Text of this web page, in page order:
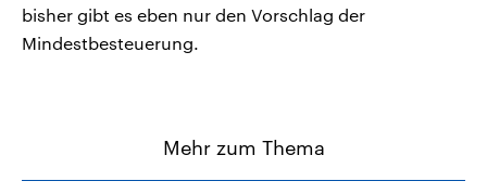
bisher gibt es eben nur den Vorschlag der
Mindestbesteuerung.
Mehr zum Thema